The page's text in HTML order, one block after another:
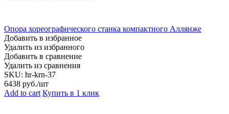
Опора хореографического станка компактного Аллянже
Добавить в избранное
Удалить из избранного
Добавить в сравнение
Удалить из сравнения
SKU: hr-krn-37
6438 руб./шт
Add to cart Купить в 1 клик